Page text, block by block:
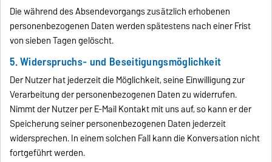
Die während des Absendevorgangs zusätzlich erhobenen
personenbezogenen Daten werden spätestens nach einer Frist
von sieben Tagen gelöscht.
5. Widerspruchs- und Beseitigungsmöglichkeit
Der Nutzer hat jederzeit die Möglichkeit, seine Einwilligung zur
Verarbeitung der personenbezogenen Daten zu widerrufen.
Nimmt der Nutzer per E-Mail Kontakt mit uns auf, so kann er der
Speicherung seiner personenbezogenen Daten jederzeit
widersprechen. In einem solchen Fall kann die Konversation nicht
fortgeführt werden.